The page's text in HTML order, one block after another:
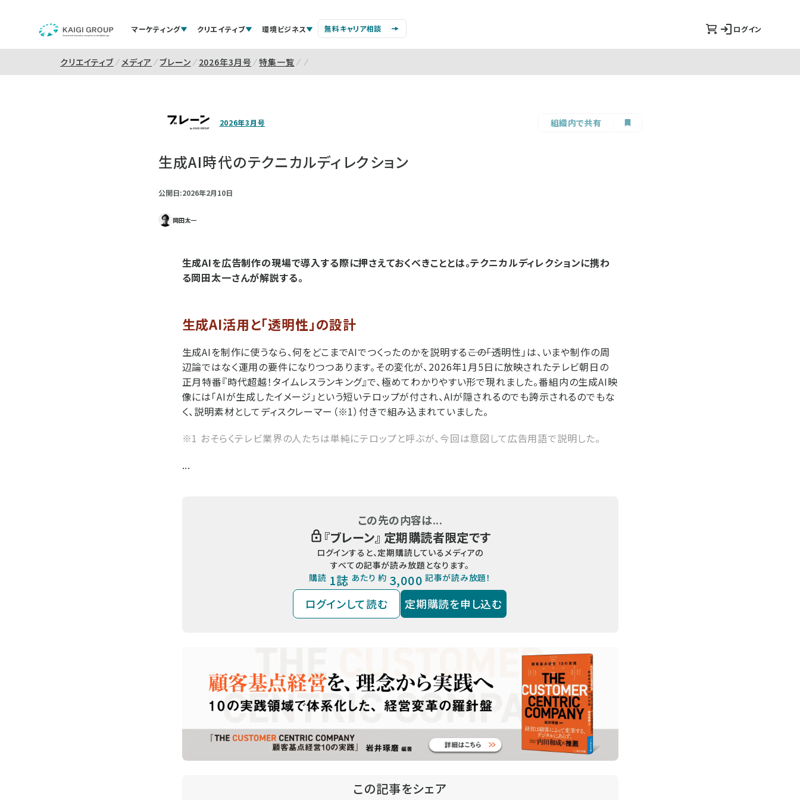
マーケティング クリエイティブ 環境ビジネス 無料キャリア相談 ログイン
クリエイティブ メディア ブレーン 2026年3月号 特集一覧
2026年3月号 組織内で共有
生成AI時代のテクニカルディレクション
公開日:2026年2月10日
岡田太一
生成AIを広告制作の現場で導入する際に押さえておくべきこととは。テクニカルディレクションに携わ
る岡田太一さんが解説する。
生成AI活用と「透明性」の設計
生成AIを制作に使うなら、何をどこまでAIでつくったのかを説明する―――この「透明性」は、いまや制作の周
辺論ではなく運用の要件になりつつあります。その変化が、2026年1月5日に放映されたテレビ朝日の
正月特番『時代超越！タイムレスランキング』で、極めてわかりやすい形で現れました。番組内の生成AI映
像には「AIが生成したイメージ」という短いテロップが付され、AIが隠されるのでも誇示されるのでもな
く、説明素材としてディスクレーマー（※1）付きで組み込まれていました。
※1 おそらくテレビ業界の人たちは単純にテロップと呼ぶが、今回は意図して広告用語で説明した。
...
この先の内容は...
『ブレーン』 定期購読者限定です
ログインすると、定期購読しているメディアの
すべての記事が読み放題となります。
購読 1誌 あたり 約 3,000 記事が読み放題！
ログインして読む 定期購読を申し込む
この記事をシェア